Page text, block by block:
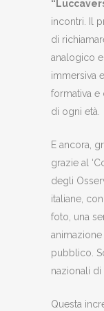
incontri. Il
di
analogico e
immersiva
formativa e
di ogni età.
E ancora,
grazie al
degli
italiane,
foto, una
pubblico.
nazionali di
Questa